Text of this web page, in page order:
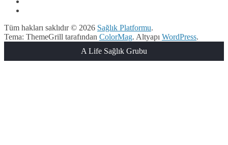
Tüm hakları saklıdır © 2026 Sağlık Platformu.
Tema: ThemeGrill tarafından ColorMag. Altyapı WordPress.
A Life Sağlık Grubu